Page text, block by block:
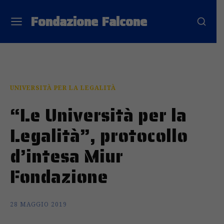
Fondazione Falcone
UNIVERSITÀ PER LA LEGALITÀ
“Le Università per la
Legalità”, protocollo
d’intesa Miur
Fondazione
28 MAGGIO 2019